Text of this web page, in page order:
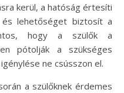
kerül, a hatóság értesíti
lehetőséget biztosít a
hogy a szülők a
pótolják a szükséges
ne csússzon el.
a szülőknek érdemes